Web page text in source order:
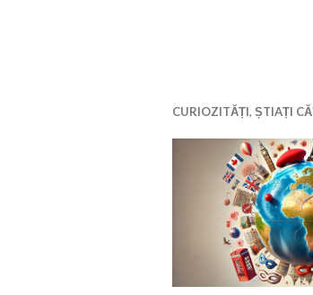
CURIOZITĂȚI, ȘTIAȚI